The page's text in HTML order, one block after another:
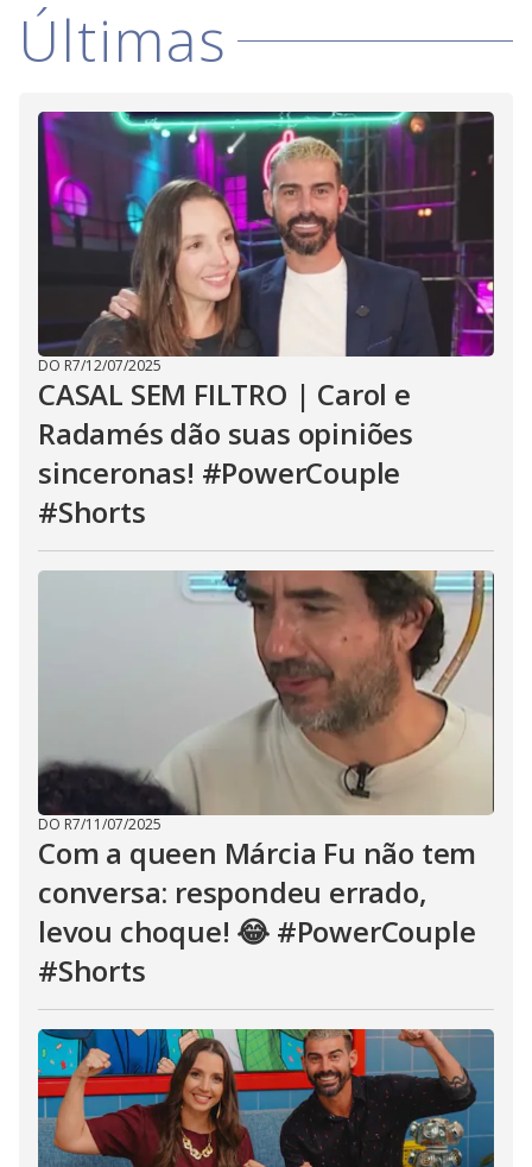
Últimas
DO R7/12/07/2025
CASAL SEM FILTRO | Carol e
Radamés dão suas opiniões
sinceronas! #PowerCouple
#Shorts
DO R7/11/07/2025
Com a queen Márcia Fu não tem
conversa: respondeu errado,
levou choque! 😂 #PowerCouple
#Shorts